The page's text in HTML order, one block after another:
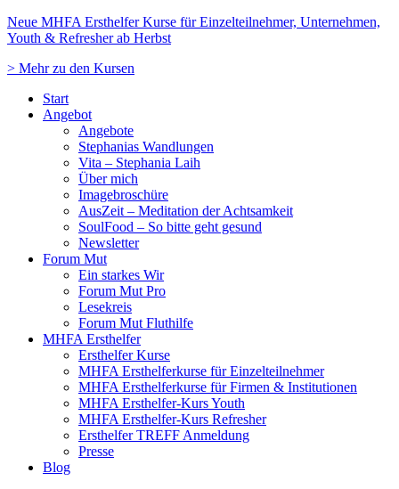
Zum
Inhalt
Neue MHFA Ersthelfer Kurse für Einzelteilnehmer, Unternehmen,
Youth & Refresher ab Herbst
> Mehr zu den Kursen
Start
Angebot
Angebote
Stephanias Wandlungen
Vita – Stephania Laih
Über mich
Imagebroschüre
AusZeit – Meditation der Achtsamkeit
SoulFood – So bitte geht gesund
Newsletter
Forum Mut
Ein starkes Wir
Forum Mut Pro
Lesekreis
Forum Mut Fluthilfe
MHFA Ersthelfer
Ersthelfer Kurse
MHFA Ersthelferkurse für Einzelteilnehmer
MHFA Ersthelferkurse für Firmen & Institutionen
MHFA Ersthelfer-Kurs Youth
MHFA Ersthelfer-Kurs Refresher
Ersthelfer TREFF Anmeldung
Presse
Blog